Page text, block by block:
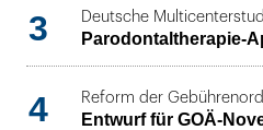
3 Deutsche
Parodontaltherapie-
4 Reform der
Entwurf für GOÄ-